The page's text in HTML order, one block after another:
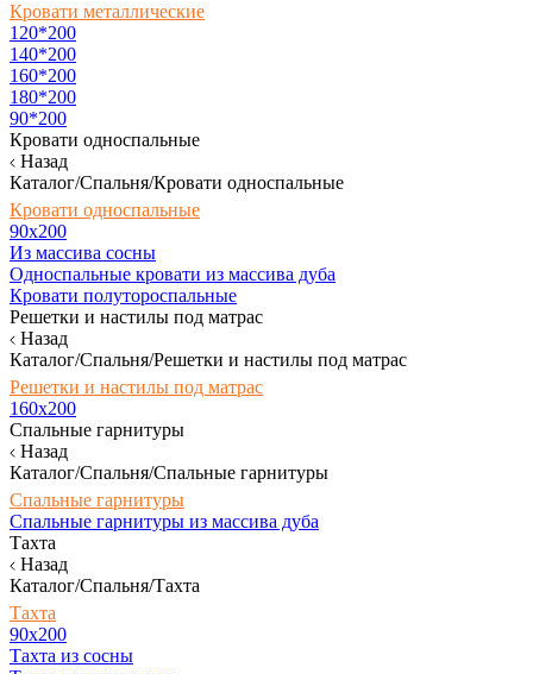
Кровати металлические
120*200
140*200
160*200
180*200
90*200
Кровати односпальные
Назад
Каталог/Спальня/Кровати односпальные
Кровати односпальные
90х200
Из массива сосны
Односпальные кровати из массива дуба
Кровати полутороспальные
Решетки и настилы под матрас
Назад
Каталог/Спальня/Решетки и настилы под матрас
Решетки и настилы под матрас
160х200
Спальные гарнитуры
Назад
Каталог/Спальня/Спальные гарнитуры
Спальные гарнитуры
Спальные гарнитуры из массива дуба
Тахта
Назад
Каталог/Спальня/Тахта
Тахта
90х200
Тахта из сосны